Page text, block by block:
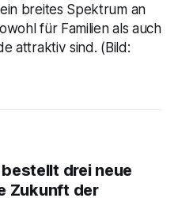
breites Spektrum an
für Familien als auch
attraktiv sind. (Bild:
drei neue
Zukunft der